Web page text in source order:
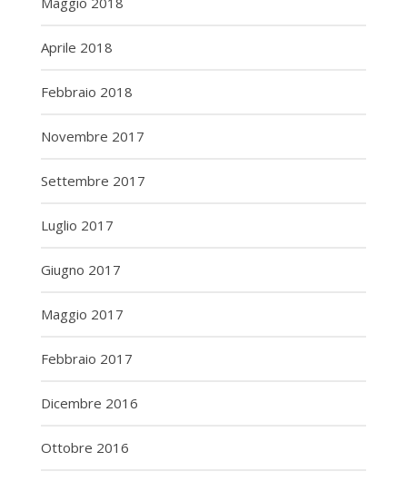
Aprile 2018
Febbraio 2018
Novembre 2017
Settembre 2017
Luglio 2017
Giugno 2017
Maggio 2017
Febbraio 2017
Dicembre 2016
Ottobre 2016